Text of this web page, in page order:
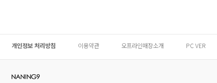
개인정보 처리방침 이용약관 오프라인매장소개 PC VER